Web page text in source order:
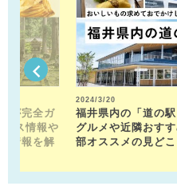
が完全ガ
ス情報や
情報を解
2024/3/20
福井県内の「道の
グルメや近隣おす
部オススメの見どこ